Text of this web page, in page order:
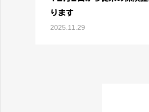
ります
2025.11.29